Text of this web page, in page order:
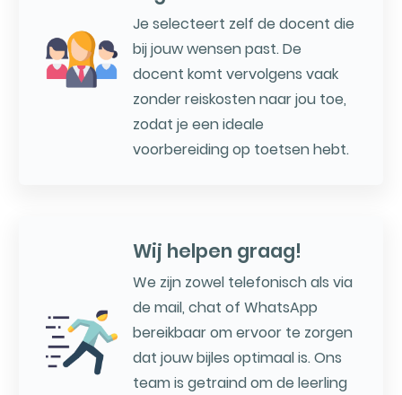
Je selecteert zelf de docent die
bij jouw wensen past. De
docent komt vervolgens vaak
zonder reiskosten naar jou toe,
zodat je een ideale
voorbereiding op toetsen hebt.
Wij helpen graag!
We zijn zowel telefonisch als via
de mail, chat of WhatsApp
bereikbaar om ervoor te zorgen
dat jouw bijles optimaal is. Ons
team is getraind om de leerling